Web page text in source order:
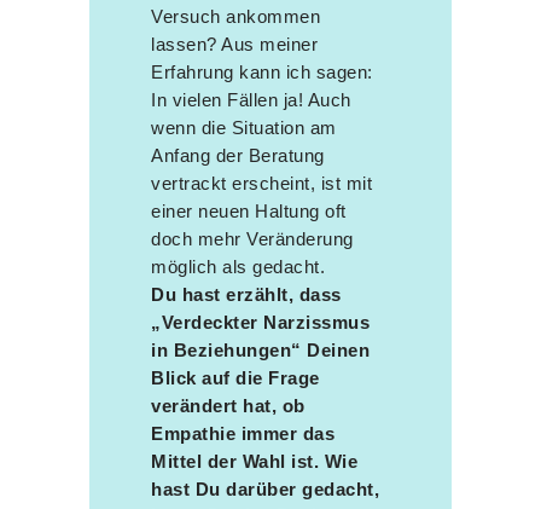
Versuch ankommen
lassen? Aus meiner
Erfahrung kann ich sagen:
In vielen Fällen ja! Auch
wenn die Situation am
Anfang der Beratung
vertrackt erscheint, ist mit
einer neuen Haltung oft
doch mehr Veränderung
möglich als gedacht.
Du hast erzählt, dass
„Verdeckter Narzissmus
in Beziehungen“ Deinen
Blick auf die Frage
verändert hat, ob
Empathie immer das
Mittel der Wahl ist. Wie
hast Du darüber gedacht,